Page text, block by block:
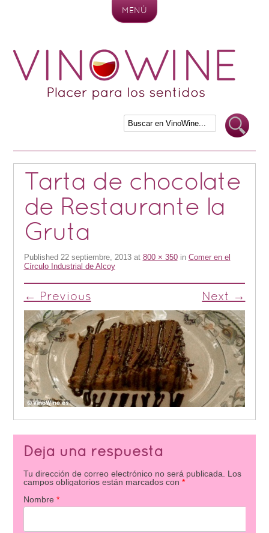
MENÚ
Tarta de chocolate
de Restaurante la
Gruta
Published 22 septiembre, 2013at 800 × 350in Comer en el
Círculo Industrial de Alcoy
← Previous Next →
Deja una respuesta
Tu dirección de correo electrónico no será publicada.
Los
campos obligatorios están marcados con *
Nombre *